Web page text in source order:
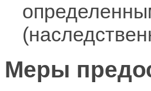
Меры